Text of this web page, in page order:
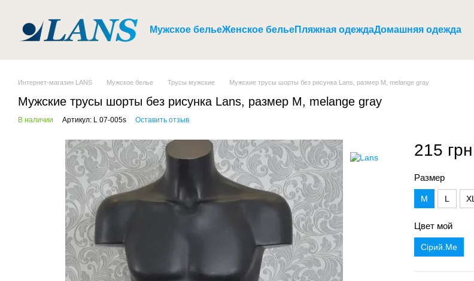
Мужское бельеЖенское бельеПляжная одеждаДомашняя одежда
Интернет-магазин LANS Мужское белье Трусы мужские Мужские трусы шорты без рисунка Lans, размер M, melange gray
Мужские трусы шорты без рисунка Lans, размер M, melange gray
В наличии Артикул: L 07-005s Оставить отзыв
215 грн
Размер
M L XL
Цвет мой
Сірий.Ме